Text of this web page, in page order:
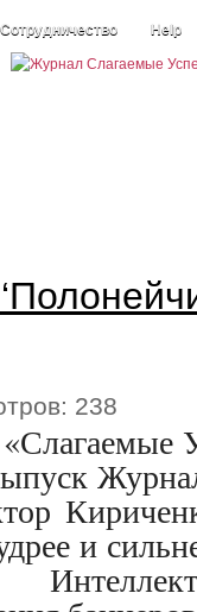
Сотрудничество Help
238
и